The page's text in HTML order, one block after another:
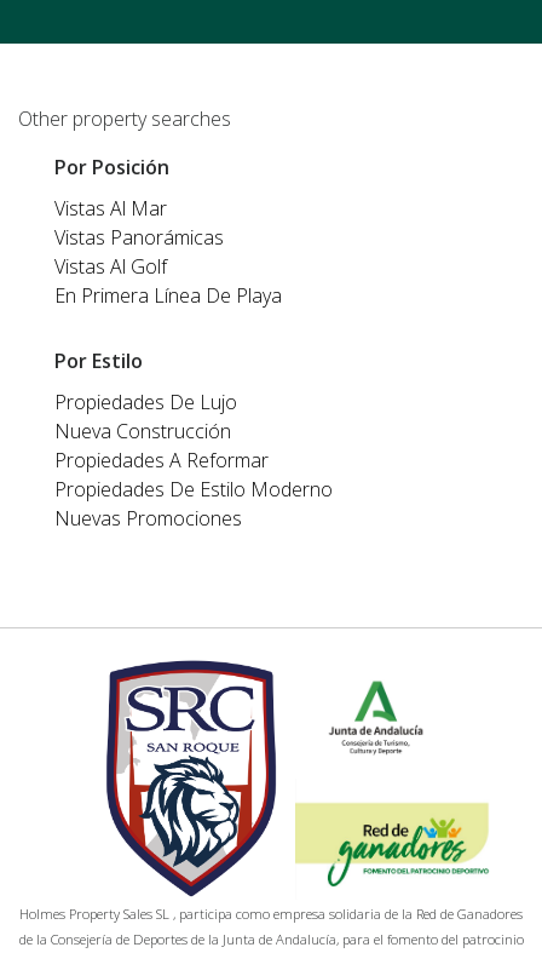
Other property searches
Por Posición
Vistas Al Mar
Vistas Panorámicas
Vistas Al Golf
En Primera Línea De Playa
Por Estilo
Propiedades De Lujo
Nueva Construcción
Propiedades A Reformar
Propiedades De Estilo Moderno
Nuevas Promociones
Holmes Property Sales SL , participa como empresa solidaria de la Red de Ganadores
de la Consejería de Deportes de la Junta de Andalucía, para el fomento del patrocinio